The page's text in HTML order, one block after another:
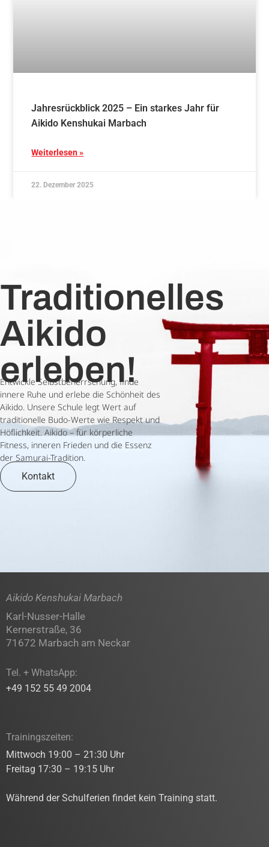
Jahresrückblick 2025 – Ein starkes Jahr für
Aikido Kenshukai Marbach
Weiterlesen »
22. Dezember 2025
Traditionelles
Aikido
erleben!
Entwickle Selbstbeherrschung, finde
innere Ruhe und erlebe die Schönheit des
Aikido. Unsere Schule legt Wert auf
traditionelle Budo-Werte wie Respekt und
Höflichkeit. Aikido – für körperliche
Fitness, inneren Frieden und die Essenz
der Samurai-Tradition.
Kontakt
Aikido Kenshukai Marbach
Karl-Nusser-Halle
Kernerstraße, 36
71672 Marbach am Neckar
Tel. + WhatsApp:
+49 152 55 49 2004
Trainingszeiten:
Mittwoch 19:00 – 21:30 Uhr
Freitag 17:30 – 19:15 Uhr
Während der Schulferien findet kein Training statt.